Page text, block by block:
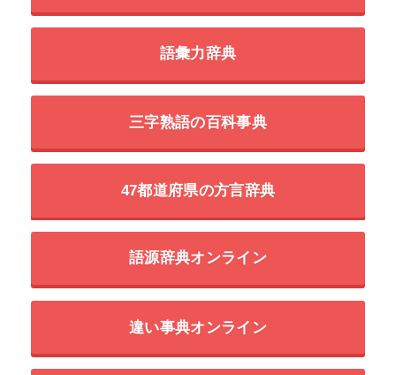
語彙力辞典
三字熟語の百科事典
47都道府県の方言辞典
語源辞典オンライン
違い事典オンライン